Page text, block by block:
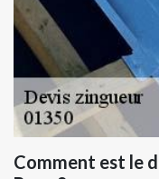
Comment est le